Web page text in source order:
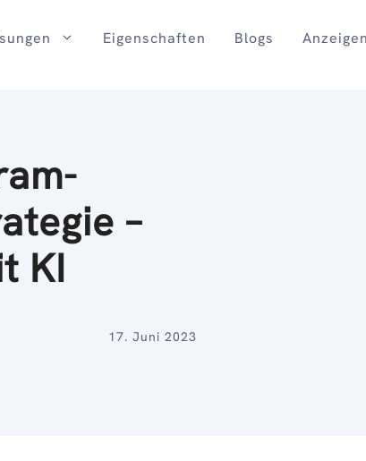
Eigenschaften Blogs
–
KI
17. Juni 2023